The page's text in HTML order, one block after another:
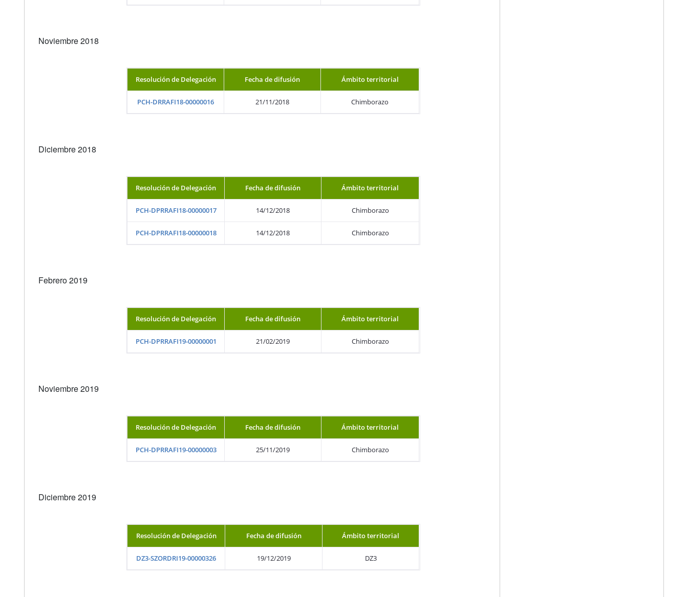
Noviembre 2018
Resolución de Delegación Fecha de difusión Ámbito territorial
PCH-DRRAFI18-00000016 21/11/2018 Chimborazo
Diciembre 2018
Resolución de Delegación Fecha de difusión Ámbito territorial
PCH-DPRRAFI18-00000017 14/12/2018 Chimborazo
PCH-DPRRAFI18-00000018 14/12/2018 Chimborazo
Febrero 2019
Resolución de Delegación Fecha de difusión Ámbito territorial
PCH-DPRRAFI19-00000001 21/02/2019 Chimborazo
Noviembre 2019
Resolución de Delegación Fecha de difusión Ámbito territorial
PCH-DPRRAFI19-00000003 25/11/2019 Chimborazo
Diciembre 2019
Resolución de Delegación Fecha de difusión Ámbito territorial
DZ3-SZORDRI19-00000326 19/12/2019 DZ3